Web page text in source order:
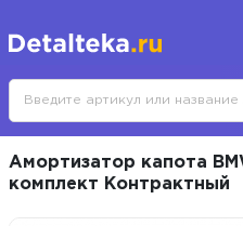
Амортизатор капота
комплект Контрактный